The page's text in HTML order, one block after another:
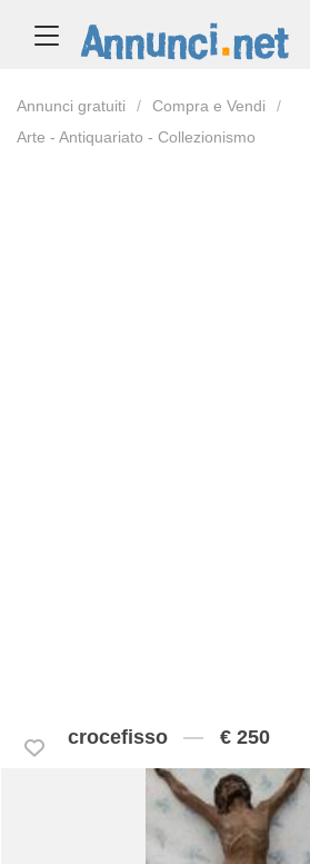
Annunci gratuiti
Compra e Vendi
Arte - Antiquariato - Collezionismo
crocefisso € 250